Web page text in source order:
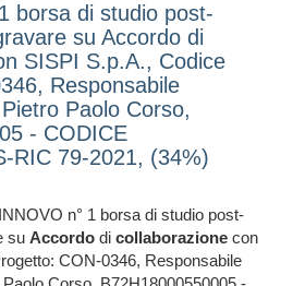
borsa di studio post-
su Accordo di
SISPI S.p.A., Codice
Responsabile
Paolo Corso,
- CODICE
RIC 79-2021, (34%)
n° 1 borsa di studio post-
su Accordo di collaborazione con
CON-0346, Responsabile